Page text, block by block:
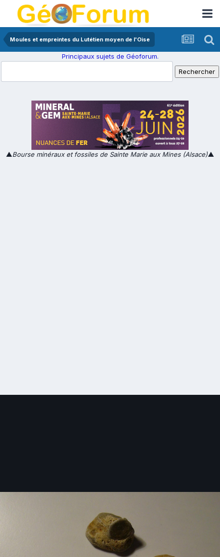
Moules et empreintes du Lutétien moyen de l'Oise
Principaux sujets de Géoforum.
▲Bourse minéraux et fossiles de Sainte Marie aux Mines (Alsace)▲